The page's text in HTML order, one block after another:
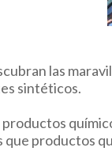
las
sintéticos.
productos